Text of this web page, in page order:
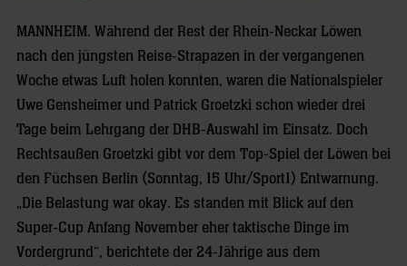
MANNHEIM. Während der Rest der Rhein-Neckar Löwen
nach den jüngsten Reise-Strapazen in der vergangenen
Woche etwas Luft holen konnten, waren die Nationalspieler
Uwe Gensheimer und Patrick Groetzki schon wieder drei
Tage beim Lehrgang der DHB-Auswahl im Einsatz. Doch
Rechtsaußen Groetzki gibt vor dem Top-Spiel der Löwen bei
den Füchsen Berlin (Sonntag, 15 Uhr/Sport1) Entwarnung.
„Die Belastung war okay. Es standen mit Blick auf den
Super-Cup Anfang November eher taktische Dinge im
Vordergrund“, berichtete der 24-Jährige aus dem